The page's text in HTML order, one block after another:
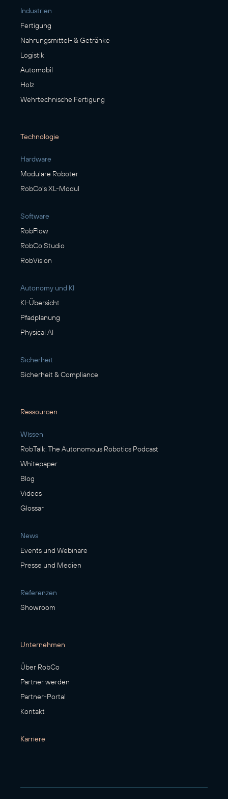
Industrien
Fertigung
Nahrungsmittel- & Getränke
Logistik
Automobil
Holz
Wehrtechnische Fertigung
Technologie
Hardware
Modulare Roboter
RobCo's XL-Modul
Software
RobFlow
RobCo Studio
RobVision
Autonomy und KI
KI-Übersicht
Pfadplanung
Physical AI
Sicherheit
Sicherheit & Compliance
Ressourcen
Wissen
RobTalk: The Autonomous Robotics Podcast
Whitepaper
Blog
Videos
Glossar
News
Events und Webinare
Presse und Medien
Referenzen
Showroom
Unternehmen
Über RobCo
Partner werden
Partner-Portal
Kontakt
Karriere